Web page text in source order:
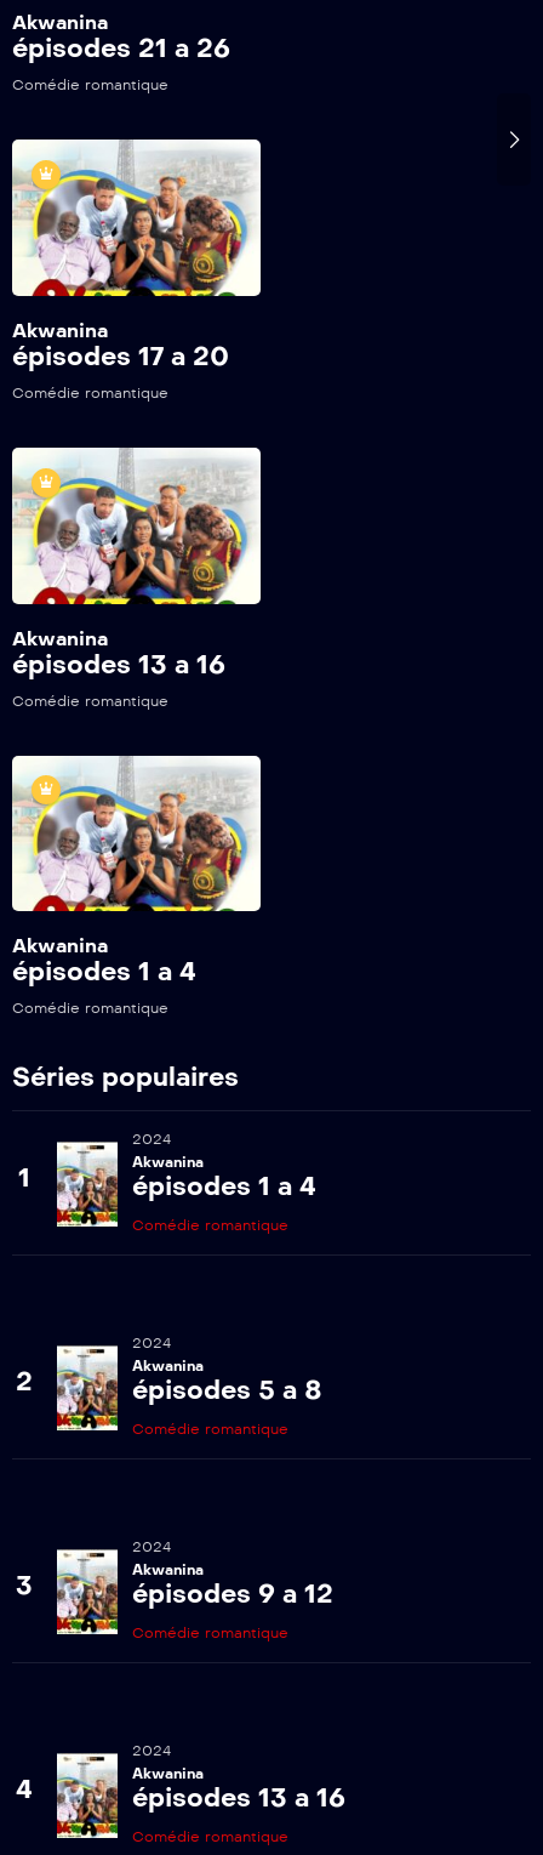
Akwanina
épisodes 21 a 26
Comédie romantique
Akwanina
épisodes 17 a 20
Comédie romantique
Akwanina
épisodes 13 a 16
Comédie romantique
Akwanina
épisodes 1 a 4
Comédie romantique
Séries populaires
1
2024
Akwanina
épisodes 1 a 4
Comédie romantique
2
2024
Akwanina
épisodes 5 a 8
Comédie romantique
3
2024
Akwanina
épisodes 9 a 12
Comédie romantique
4
2024
Akwanina
épisodes 13 a 16
Comédie romantique